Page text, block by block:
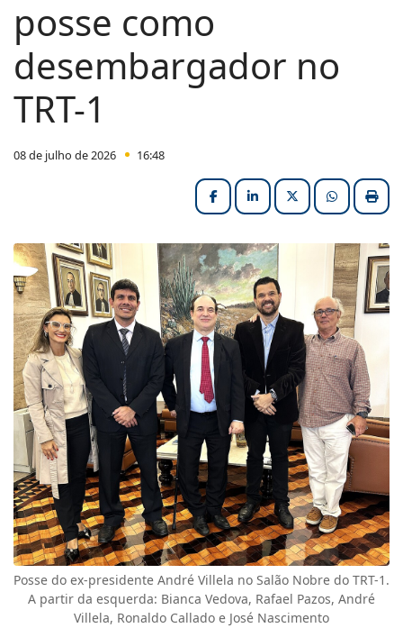
posse como
desembargador no
TRT-1
08 de julho de 2026 16:48
FacebookLinkedInX (formerly
Posse do ex-presidente André Villela no Salão Nobre do TRT-1.
A partir da esquerda: Bianca Vedova, Rafael Pazos, André
Villela, Ronaldo Callado e José Nascimento